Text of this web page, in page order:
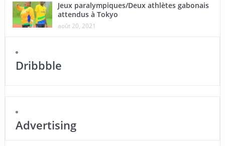
Jeux paralympiques/Deux athlètes gabonais
attendus à Tokyo
août 20, 2021
Dribbble
Advertising